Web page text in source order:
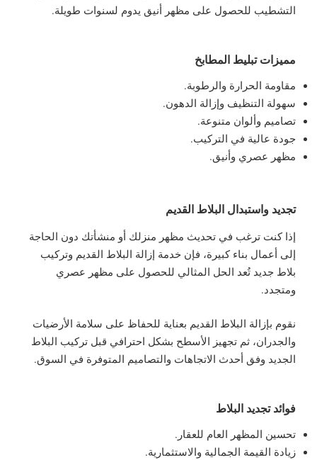
التشطيب للحصول على مظهر أنيق يدوم لسنوات طويلة.
مميزات تبليط المطابخ
مقاومة الحرارة والرطوبة.
سهولة التنظيف وإزالة الدهون.
تصاميم وألوان متنوعة.
جودة عالية في التركيب.
مظهر عصري وأنيق.
تجديد واستبدال البلاط القديم
إذا كنت ترغب في تحديث مظهر منزلك أو منشأتك دون الحاجة
إلى أعمال بناء كبيرة، فإن خدمة إزالة البلاط القديم وتركيب
بلاط جديد تُعد الحل المثالي للحصول على مظهر عصري
ومتجدد.
نقوم بإزالة البلاط القديم بعناية للحفاظ على سلامة الأرضيات
والجدران، ثم تجهيز الأسطح بشكل احترافي قبل تركيب البلاط
الجديد وفق أحدث الاتجاهات والتصاميم المتوفرة في السوق.
فوائد تجديد البلاط
تحسين المظهر العام للعقار.
زيادة القيمة الجمالية والاستثمارية.